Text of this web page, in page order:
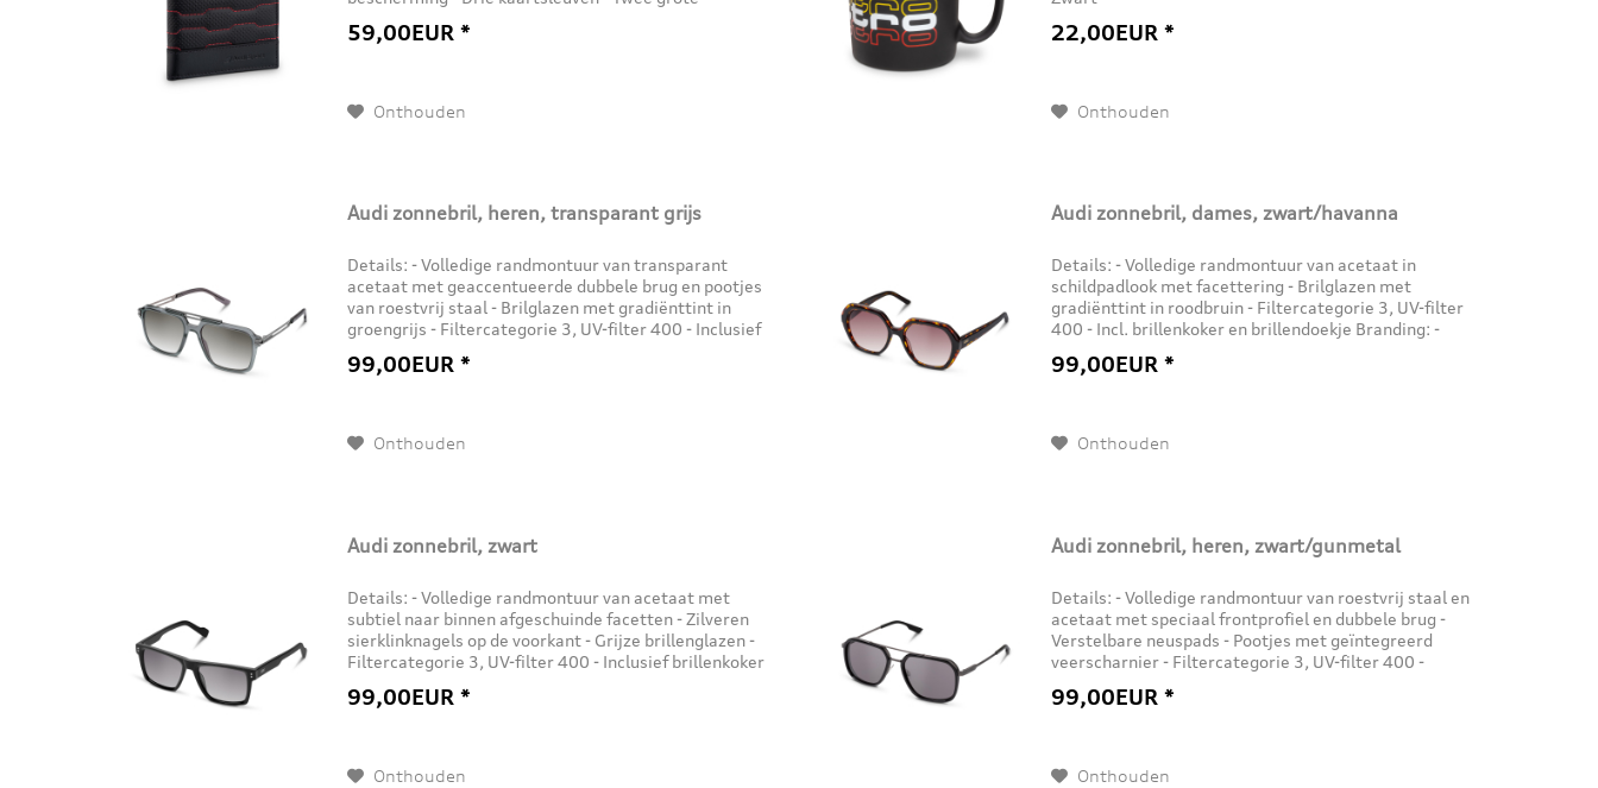
59,00EUR *
Onthouden
22,00EUR *
Onthouden
Audi zonnebril, heren, transparant grijs
Details: - Volledige randmontuur van transparant
acetaat met geaccentueerde dubbele brug en pootjes
van roestvrij staal - Brilglazen met gradiënttint in
groengrijs - Filtercategorie 3, UV-filter 400 - Inclusief
brillenkoker en...
99,00EUR *
Onthouden
Audi zonnebril, dames, zwart/havanna
Details: - Volledige randmontuur van acetaat in
schildpadlook met facettering - Brilglazen met
gradiënttint in roodbruin - Filtercategorie 3, UV-filter
400 - Incl. brillenkoker en brillendoekje Branding: -
Audi-ringen aan de buitenkant...
99,00EUR *
Onthouden
Audi zonnebril, zwart
Details: - Volledige randmontuur van acetaat met
subtiel naar binnen afgeschuinde facetten - Zilveren
sierklinknagels op de voorkant - Grijze brillenglazen -
Filtercategorie 3, UV-filter 400 - Inclusief brillenkoker
99,00EUR *
Onthouden
Audi zonnebril, heren, zwart/gunmetal
Details: - Volledige randmontuur van roestvrij staal en
acetaat met speciaal frontprofiel en dubbele brug -
Verstelbare neuspads - Pootjes met geïntegreerd
veerscharnier - Filtercategorie 3, UV-filter 400 -
99,00EUR *
Onthouden